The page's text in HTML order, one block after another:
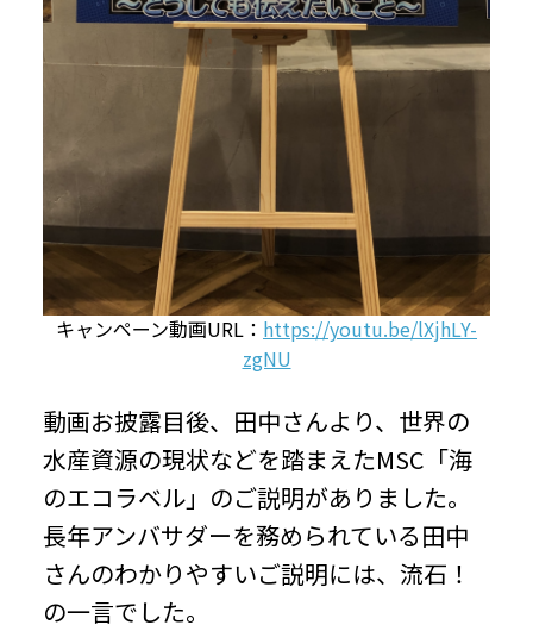
キャンペーン動画URL： https://youtu.be/lXjhLY-
zgNU
動画お披露目後、田中さんより、世界の
水産資源の現状などを踏まえたMSC「海
のエコラベル」のご説明がありました。
長年アンバサダーを務められている田中
さんのわかりやすいご説明には、流石！
の一言でした。